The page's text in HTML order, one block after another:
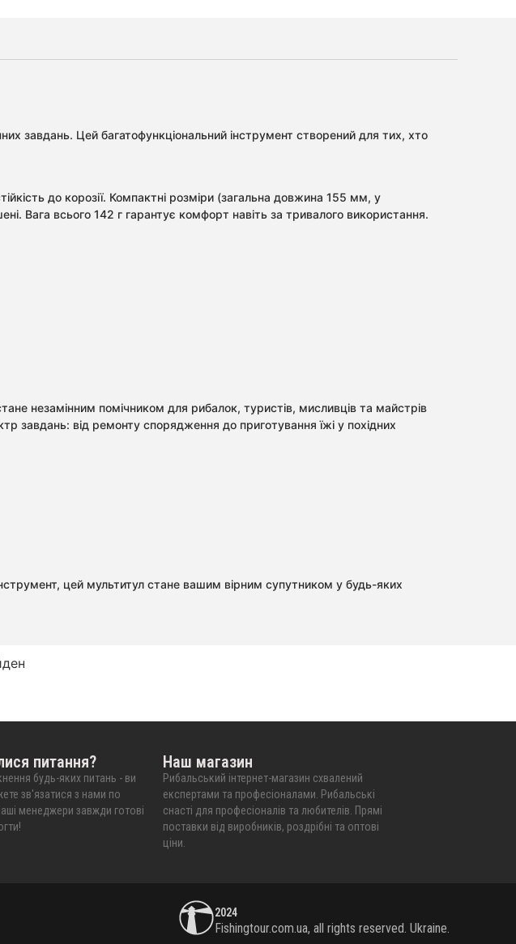
завдань. Цей багатофункціональний інструмент створений для тих, хто
до корозії. Компактні розміри (загальна довжина 155 мм, у
Вага всього 142 г гарантує комфорт навіть за тривалого використання.
незамінним помічником для рибалок, туристів, мисливців та майстрів
завдань: від ремонту спорядження до приготування їжі у похідних
цей мультитул стане вашим вірним супутником у будь-яких
питання?
будь-яких питань - ви
зв'язатися з нами по
менеджери завжди готові
Наш магазин
Рибальський інтернет-магазин схвалений
експертами та професіоналами. Рибальські
снасті для професіоналів та любителів. Прямі
поставки від виробників, роздрібні та оптові
ціни.
2024
Fishingtour.com.ua, all rights reserved. Ukraine.